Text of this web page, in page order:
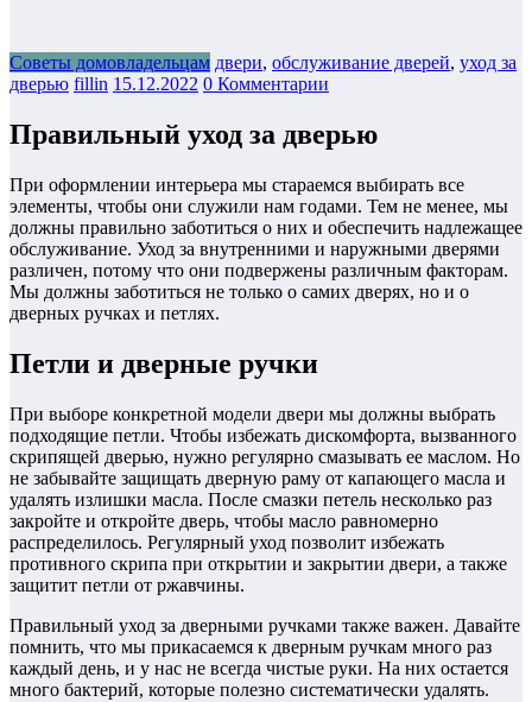
Советы домовладельцам двери, обслуживание дверей, уход за
дверью fillin 15.12.2022 0 Комментарии
Правильный уход за дверью
При оформлении интерьера мы стараемся выбирать все
элементы, чтобы они служили нам годами. Тем не менее, мы
должны правильно заботиться о них и обеспечить надлежащее
обслуживание. Уход за внутренними и наружными дверями
различен, потому что они подвержены различным факторам.
Мы должны заботиться не только о самих дверях, но и о
дверных ручках и петлях.
Петли и дверные ручки
При выборе конкретной модели двери мы должны выбрать
подходящие петли. Чтобы избежать дискомфорта, вызванного
скрипящей дверью, нужно регулярно смазывать ее маслом. Но
не забывайте защищать дверную раму от капающего масла и
удалять излишки масла. После смазки петель несколько раз
закройте и откройте дверь, чтобы масло равномерно
распределилось. Регулярный уход позволит избежать
противного скрипа при открытии и закрытии двери, а также
защитит петли от ржавчины.
Правильный уход за дверными ручками также важен. Давайте
помнить, что мы прикасаемся к дверным ручкам много раз
каждый день, и у нас не всегда чистые руки. На них остается
много бактерий, которые полезно систематически удалять.